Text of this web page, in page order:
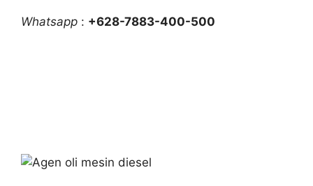
Whatsapp : +628-7883-400-500